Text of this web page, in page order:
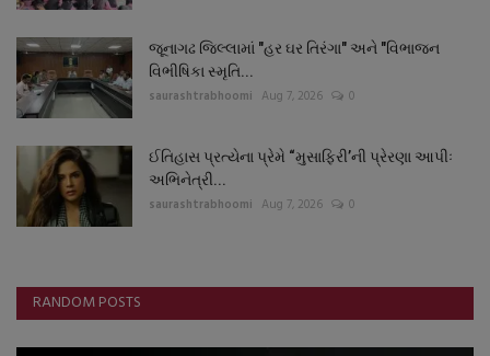
જૂનાગઢ જિલ્લામાં "હર ઘર તિરંગા" અને "વિભાજન
વિભીષિકા સ્મૃતિ...
saurashtrabhoomi Aug 7, 2026 0
ઈતિહાસ પ્રત્યેના પ્રેમે “મુસાફિરી’ની પ્રેરણા આપીઃ
અભિનેત્રી...
saurashtrabhoomi Aug 7, 2026 0
RANDOM POSTS